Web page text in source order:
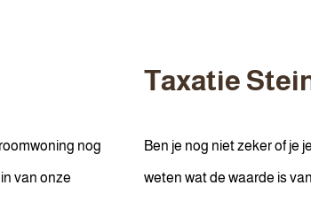
nog
van onze
Taxatie
Ben je nog niet zeker of je
weten wat de waarde is